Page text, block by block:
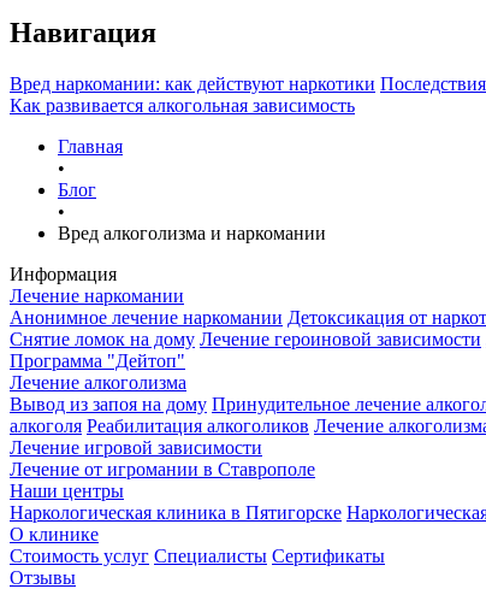
Навигация
Вред наркомании: как действуют наркотики
Как развивается алкогольная зависимость
Главная
•
Блог
•
Вред алкоголизма и наркомании
Информация
Лечение наркомании
Анонимное лечение наркомании Детоксикация от
Снятие ломок на дому Лечение героиновой зависимости
Программа "Дейтоп"
Лечение алкоголизма
Вывод из запоя на дому Принудительное лечение
алкоголя Реабилитация алкоголиков Лечение
Лечение игровой зависимости
Лечение от игромании в Ставрополе
Наши центры
Наркологическая клиника в Пятигорске
О клинике
Стоимость услуг Специалисты Сертификаты
Отзывы